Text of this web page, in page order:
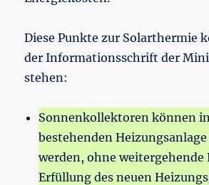
Diese Punkte zur Solarthermie
der Informationsschrift der
stehen:
Sonnenkollektoren können
bestehenden
werden, ohne
Erfüllung des neuen